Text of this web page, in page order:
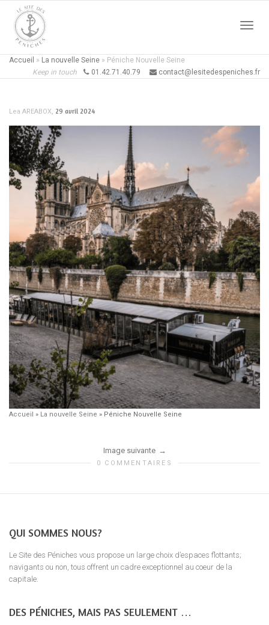
Accueil » La nouvelle Seine » Péniche Nouvelle Seine
Keep in touch
01.42.71.40.79 contact@lesitedespeniches.fr
Lea AREABOX, 29 avril 2024
Accueil » La nouvelle Seine » Péniche Nouvelle Seine
Image suivante
0 COMMENTAIRES
QUI SOMMES NOUS?
Le Site des Péniches vous propose un large choix d’espaces flottants;
navigants ou non, tous offrent un cadre exceptionnel au coeur de la
capitale.
DES PÉNICHES, MAIS PAS SEULEMENT …